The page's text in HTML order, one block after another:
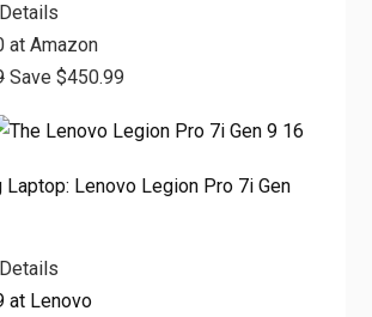
at Amazon
Save $450.99
Laptop: Lenovo Legion Pro 7i Gen
at Lenovo